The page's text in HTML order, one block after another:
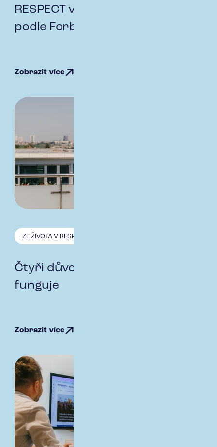
RESPECT v elitě rodinných firem
podle Forbes
Zobrazit více
ZE ŽIVOTA V RESPECT
Čtyři důvody, proč to u nás
funguje
Zobrazit více